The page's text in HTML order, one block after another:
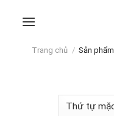
Trang chủ / Sản